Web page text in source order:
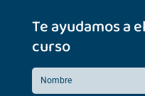
Te ayudamos a
curso